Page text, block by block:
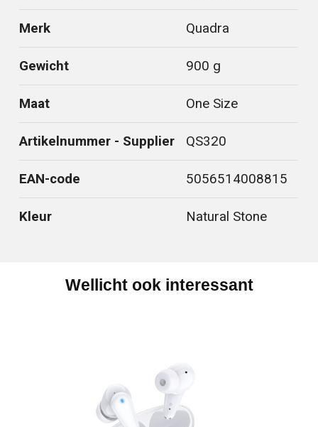
Merk Quadra
Gewicht 900 g
Maat One Size
Artikelnummer - Supplier QS320
EAN-code 5056514008815
Kleur Natural Stone
Wellicht ook interessant